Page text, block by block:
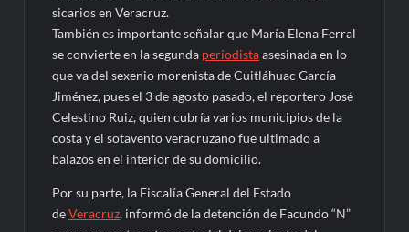
sicarios en Veracruz.
También es importante señalar que María Elena Ferral
se convierte en la segunda periodistaasesinada en lo
que va del sexenio morenista de Cuitláhuac García
Jiménez, pues el 3 de agosto pasado, el reportero José
Celestino Ruiz, quien cubría varios municipios de la
costa y el sotavento veracruzano fue ultimado a
balazos en el interior de su domicilio.
Por su parte, la Fiscalía General del Estado
deVeracruz, informó de la detención de Facundo “N”